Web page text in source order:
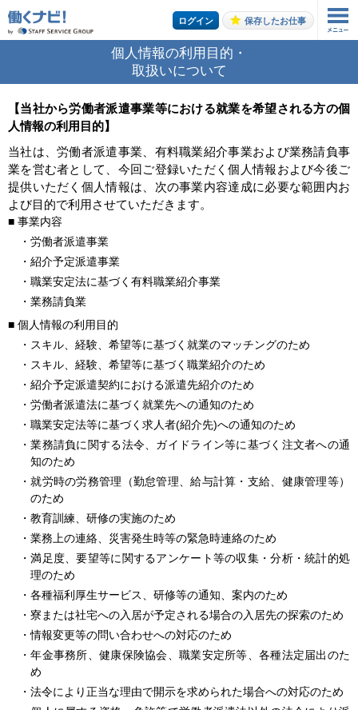
ログイン 保存したお仕事
個人情報の利用目的・
取扱いについて
【当社から労働者派遣事業等における就業を希望される方の個
人情報の利用目的】
当社は、労働者派遣事業、有料職業紹介事業および業務請負事
業を営む者として、今回ご登録いただく個人情報および今後ご
提供いただく個人情報は、次の事業内容達成に必要な範囲内お
よび目的で利用させていただきます。
■ 事業内容
・労働者派遣事業
・紹介予定派遣事業
・職業安定法に基づく有料職業紹介事業
・業務請負業
■ 個人情報の利用目的
・スキル、経験、希望等に基づく就業のマッチングのため
・スキル、経験、希望等に基づく職業紹介のため
・紹介予定派遣契約における派遣先紹介のため
・労働者派遣法に基づく就業先への通知のため
・職業安定法等に基づく求人者(紹介先)への通知のため
・業務請負に関する法令、ガイドライン等に基づく注文者への通
知のため
・就労時の労務管理（勤怠管理、給与計算・支給、健康管理等）
のため
・教育訓練、研修の実施のため
・業務上の連絡、災害発生時等の緊急時連絡のため
・満足度、要望等に関するアンケート等の収集・分析・統計的処
理のため
・各種福利厚生サービス、研修等の通知、案内のため
・寮または社宅への入居が予定される場合の入居先の探索のため
・情報変更等の問い合わせへの対応のため
・年金事務所、健康保険協会、職業安定所等、各種法定届出のた
め
・法令により正当な理由で開示を求められた場合への対応のため
お仕事の案内をご希望の方はこちら
エントリーする
トップページ
人材派遣のしくみ・メリット
テクノ・サービスってどんな会社？
お仕事の種類
登録会場への行き方
サイトマップ
仕事情報配信メール登録
よくあるご質問